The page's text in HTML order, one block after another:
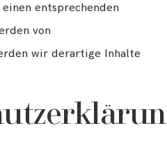
entsprechenden
von
wir derartige Inhalte